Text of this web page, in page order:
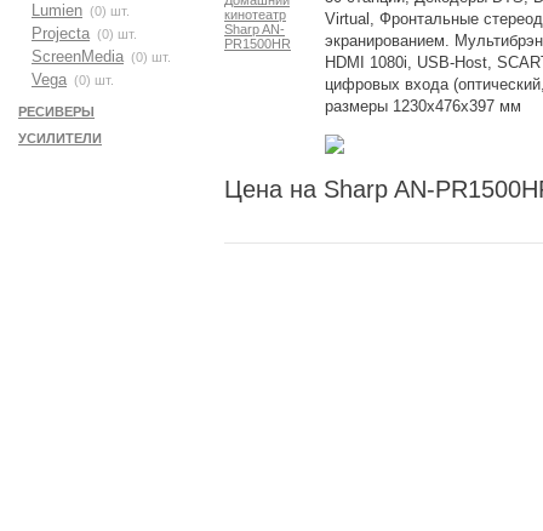
Lumien (0) шт.
Projecta (0) шт.
ScreenMedia (0) шт.
Vega (0) шт.
РЕСИВЕРЫ
УСИЛИТЕЛИ
Virtual, Фронтальные
экранированием.
HDMI 1080i, USB-Host,
цифровых входа
размеры 1230x476x397 мм
Цена на Sharp AN-